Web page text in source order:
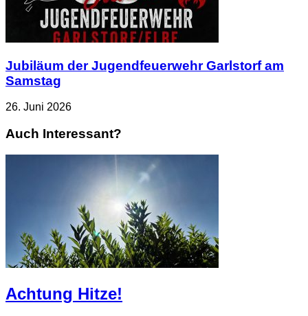
Jubiläum der Jugendfeuerwehr Garlstorf am
Samstag
26. Juni 2026
Auch Interessant?
Achtung Hitze!